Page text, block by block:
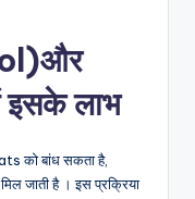
इसके लाभ
को बांध सकता है,
जाती है । इस प्रक्रिया